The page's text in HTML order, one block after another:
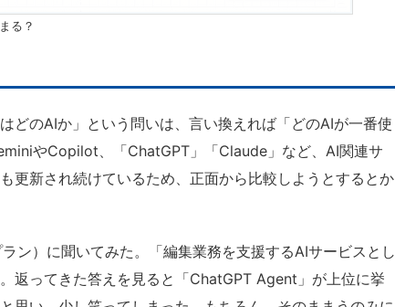
る？
どのAIか」という問いは、言い換えれば「どのAIが一番使
やCopilot、「ChatGPT」「Claude」など、AI関連サ
更新され続けているため、正面から比較しようとするとか
ン）に聞いてみた。「編集業務を支援するAIサービスとし
返ってきた答えを見ると「ChatGPT Agent」が上位に挙